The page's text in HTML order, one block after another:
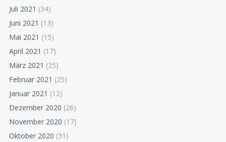
Juli 2021 (34)
Juni 2021 (13)
Mai 2021 (15)
April 2021 (17)
März 2021 (25)
Februar 2021 (25)
Januar 2021 (12)
Dezember 2020 (26)
November 2020 (17)
Oktober 2020 (31)